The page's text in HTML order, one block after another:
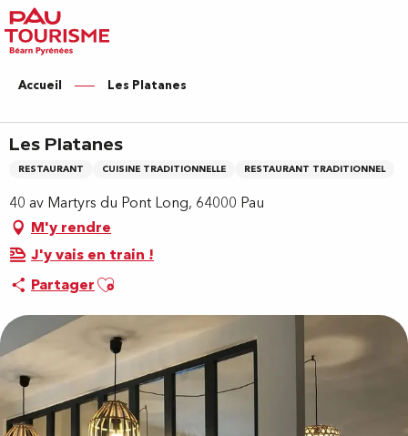
Aller
au
contenu
principal
Accueil Les Platanes
Les Platanes
RESTAURANT CUISINE TRADITIONNELLE RESTAURANT TRADITIONNEL
40 av Martyrs du Pont Long, 64000 Pau
M'y rendre
J'y vais en train !
PartagerAjouter aux favoris